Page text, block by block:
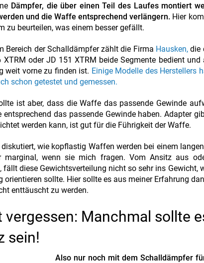
Dämpfer, die über einen Teil des Laufes montiert
und die Waffe entsprechend verlängern. Hier
zu beurteilen, was einem besser gefällt.
Bereich der Schalldämpfer zählt die Firma Hausken, die
XTRM oder JD 151 XTRM beide Segmente bedient und
weit vorne zu finden ist. Einige Modelle des Herstellers
schon getestet und gemessen.
ist aber, dass die Waffe das passende Gewinde
entsprechend das passende Gewinde haben. Adapter
werden kann, ist gut für die Führigkeit der Waffe.
wie kopflastig Waffen werden bei einem
marginal, wenn sie mich fragen. Vom Ansitz aus
fällt diese Gewichtsverteilung nicht so sehr ins Gewicht,
sollte. Hier sollte es aus meiner Erfahrung
enttäuscht zu werden.
vergessen: Manchmal sollte
sein!
Also nur noch mit dem Schalldämpfer